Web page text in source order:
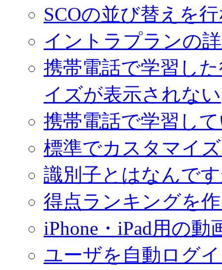
SCOの並び替えを
イントラプランの
携帯電話で学習し
イズが表示されない
携帯電話で学習し
標準でカスタマイ
識別子とはなんで
得点ランキングを
iPhone・iPad用の
ユーザを自動ログ